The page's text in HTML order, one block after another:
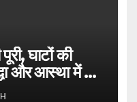
घाटों की
और आस्था में डूबे